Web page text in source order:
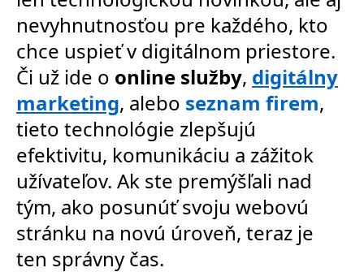
nevyhnutnosťou pre každého, kto
chce uspieť v digitálnom priestore.
Či už ide o online služby, digitálny
marketing, alebo seznam firem,
tieto technológie zlepšujú
efektivitu, komunikáciu a zážitok
užívateľov. Ak ste premýšľali nad
tým, ako posunúť svoju webovú
stránku na novú úroveň, teraz je
ten správny čas.